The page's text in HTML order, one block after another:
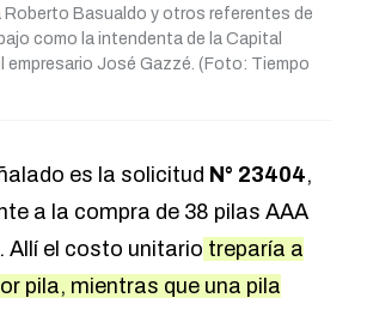
Roberto Basualdo y otros referentes de
como la intendenta de la Capital
empresario José Gazzé. (Foto: Tiempo
es la solicitud N° 23404,
a la compra de 38 pilas AAA
Allí el costo unitario treparía a
pila, mientras que una pila